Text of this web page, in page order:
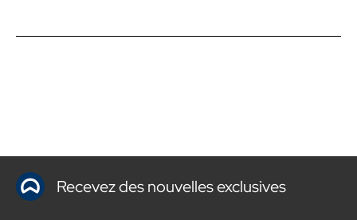
Recevez des nouvelles exclusives